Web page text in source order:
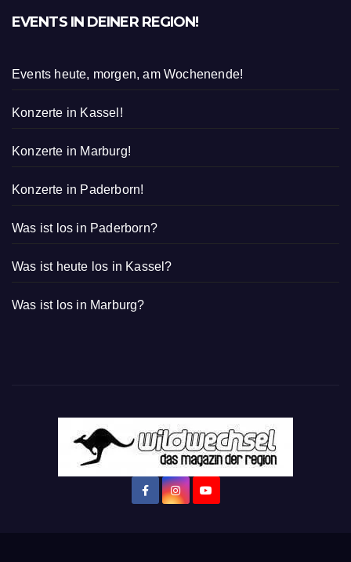
EVENTS IN DEINER REGION!
Events heute, morgen, am Wochenende!
Konzerte in Kassel!
Konzerte in Marburg!
Konzerte in Paderborn!
Was ist los in Paderborn?
Was ist heute los in Kassel?
Was ist los in Marburg?